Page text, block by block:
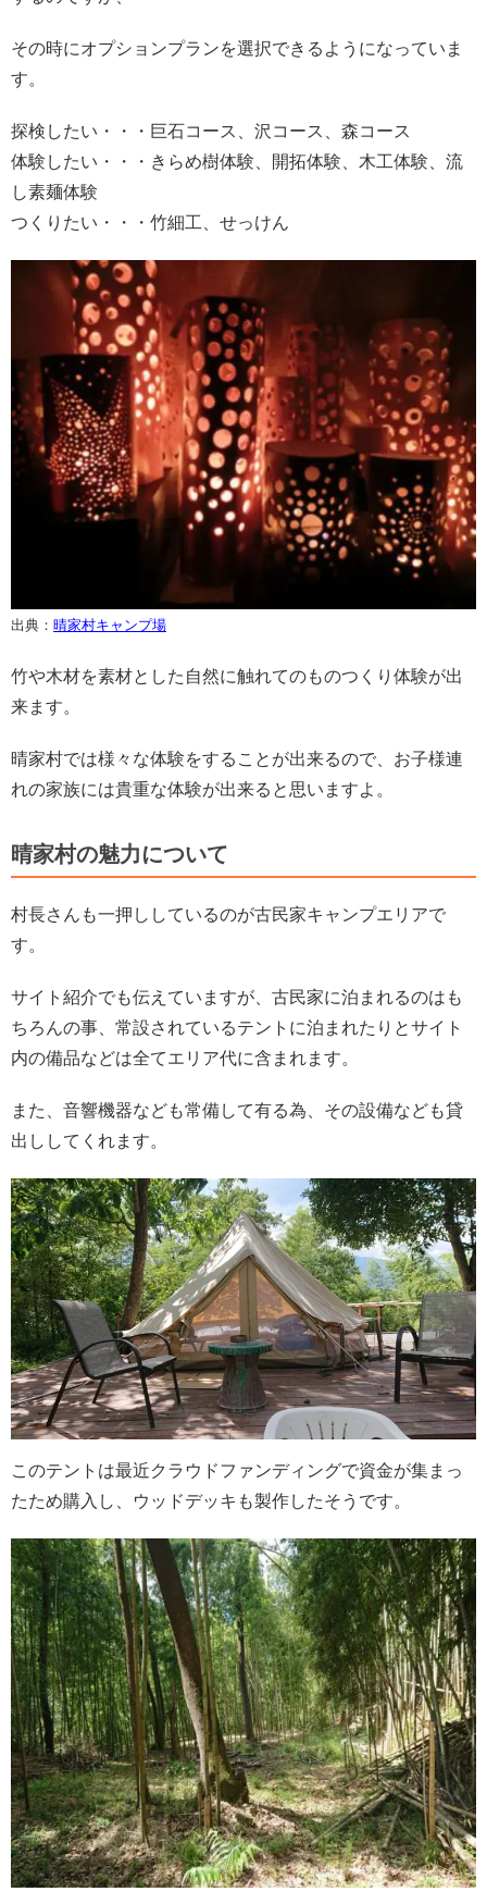
その時にオプションプランを選択できるようになっていま
す。
探検したい・・・巨石コース、沢コース、森コース
体験したい・・・きらめ樹体験、開拓体験、木工体験、流
し素麺体験
つくりたい・・・竹細工、せっけん
出典： 晴家村キャンプ場
竹や木材を素材とした自然に触れてのものつくり体験が出
来ます。
晴家村では様々な体験をすることが出来るので、お子様連
れの家族には貴重な体験が出来ると思いますよ。
晴家村の魅力について
村長さんも一押ししているのが古民家キャンプエリアで
す。
サイト紹介でも伝えていますが、古民家に泊まれるのはも
ちろんの事、常設されているテントに泊まれたりとサイト
内の備品などは全てエリア代に含まれます。
また、音響機器なども常備して有る為、その設備なども貸
出ししてくれます。
このテントは最近クラウドファンディングで資金が集まっ
たため購入し、ウッドデッキも製作したそうです。